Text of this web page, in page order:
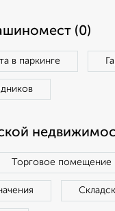
(0)
в паркинге
Торговое помещение